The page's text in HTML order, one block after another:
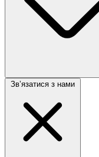
Звʼязатися з нами